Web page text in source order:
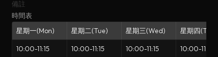
備註
時間表
星期一(Mon)
星期二(Tue) 星期三(Wed) 星期四
10:00-11:15 10:00-11:15 10:00-11:15 10:00-11:15